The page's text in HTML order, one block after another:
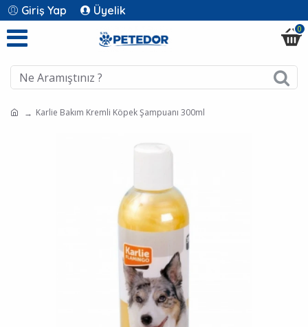
Giriş Yap Üyelik
0
Karlie Bakım Kremli Köpek Şampuanı 300ml